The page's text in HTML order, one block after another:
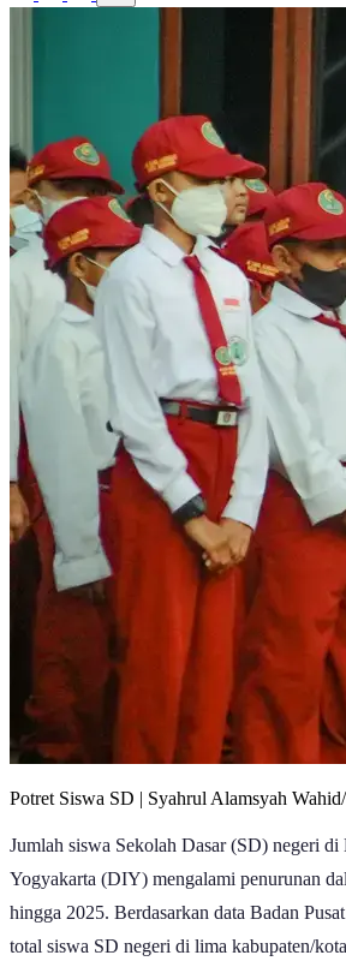
Potret Siswa SD | Syahrul Alamsyah
Jumlah siswa Sekolah Dasar (SD) negeri di
Yogyakarta (DIY) mengalami penurunan
hingga 2025. Berdasarkan data Badan
total siswa SD negeri di lima kabupaten/